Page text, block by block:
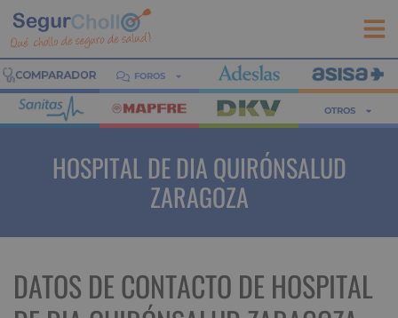
FOROS
OTROS
HOSPITAL DE DIA QUIRÓNSALUD
ZARAGOZA
DATOS DE CONTACTO DE HOSPITAL